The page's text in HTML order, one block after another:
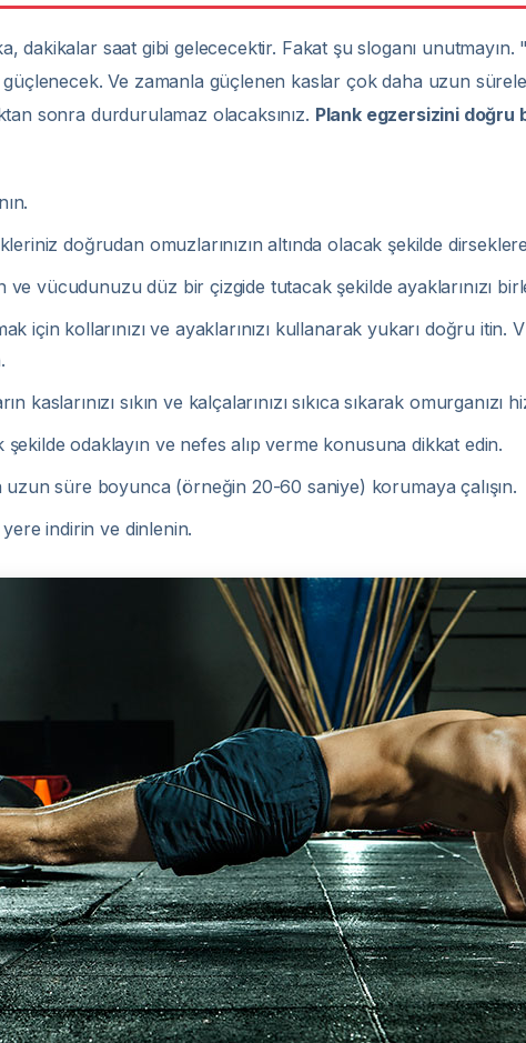
dakikalar saat gibi gelececektir. Fakat şu sloganı
güçlenecek. Ve zamanla güçlenen kaslar çok daha uzun
sonra durdurulamaz olacaksınız. Plank egzersizini doğru
doğrudan omuzlarınızın altında olacak şekilde
ve vücudunuzu düz bir çizgide tutacak şekilde ayaklarınızı
için kollarınızı ve ayaklarınızı kullanarak yukarı doğru itin.
sıkın ve kalçalarınızı sıkıca sıkarak omurganızı
odaklayın ve nefes alıp verme konusuna dikkat edin.
süre boyunca (örneğin 20-60 saniye) korumaya çalışın.
indirin ve dinlenin.